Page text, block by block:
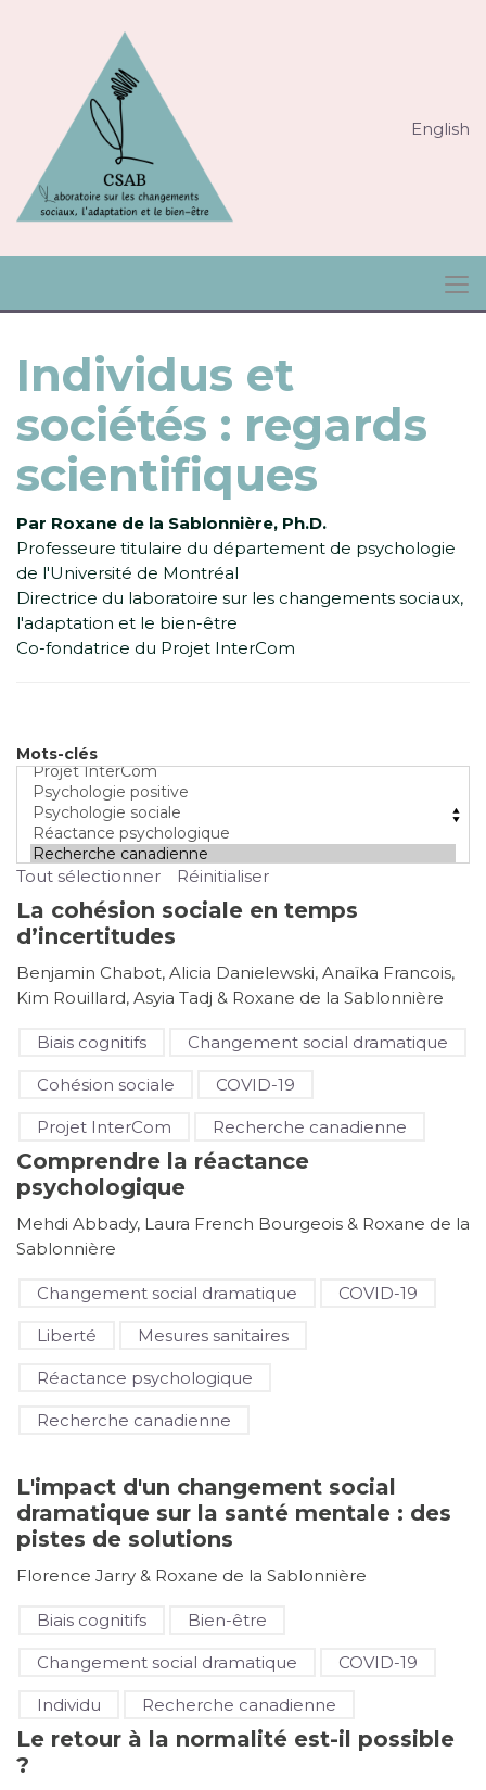
English
Individus et
sociétés : regards
scientifiques
Par Roxane de la Sablonnière, Ph.D.
Professeure titulaire du département de psychologie
de l'Université de Montréal
Directrice du laboratoire sur les changements sociaux,
l'adaptation et le bien-être
Co-fondatrice du Projet InterCom
Mots-clés
Tout sélectionner Réinitialiser
La cohésion sociale en temps
d’incertitudes
Benjamin Chabot, Alicia Danielewski, Anaïka Francois,
Kim Rouillard, Asyia Tadj & Roxane de la Sablonnière
Biais cognitifs Changement social dramatique
Cohésion sociale COVID-19
Projet InterCom Recherche canadienne
Comprendre la réactance
psychologique
Mehdi Abbady, Laura French Bourgeois & Roxane de la
Sablonnière
Changement social dramatique COVID-19
Liberté Mesures sanitaires
Réactance psychologique
Recherche canadienne
L'impact d'un changement social
dramatique sur la santé mentale : des
pistes de solutions
Florence Jarry & Roxane de la Sablonnière
Biais cognitifs Bien-être
Changement social dramatique COVID-19
Individu Recherche canadienne
Le retour à la normalité est-il possible
?